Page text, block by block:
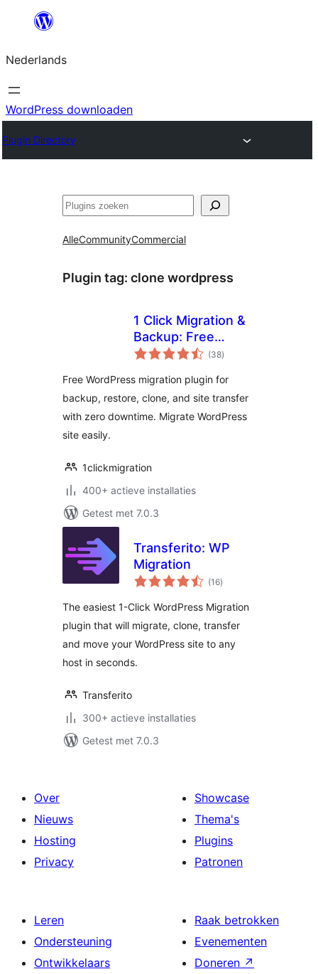
de
inhoud
Nederlands
WordPress downloaden
Plugin Directory
Zoeken
AlleCommunityCommercial
Plugin tag: clone wordpress
1 Click Migration &
Backup: Free
WordPress
with Zero
Downtime & Easy
Clone
(38totaal
waarderingen
)
Free WordPress migration plugin for
backup, restore, clone, and site transfer
with zero downtime. Migrate WordPress
site easily.
1clickmigration
400+ actieve installaties
Getest met 7.0.3
Transferito: WP
Migration
(16totaal
waarderingen
)
The easiest 1-Click WordPress Migration
plugin that will migrate, clone, transfer
and move your WordPress site to any
host in seconds.
Transferito
300+ actieve installaties
Getest met 7.0.3
Over
Nieuws
Hosting
Privacy
Showcase
Thema's
Plugins
Patronen
Leren
Ondersteuning
Ontwikkelaars
Raak betrokken
Evenementen
Doneren ↗